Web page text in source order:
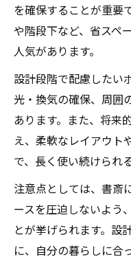
を確保することが重要
や階段下など、省スペ
人気があります。
設計段階で配慮したい
光・換気の確保、周囲
あります。また、将来
え、柔軟なレイアウト
で、長く使い続けられ
注意点としては、書斎
ースを圧迫しないよう
とが挙げられます。設
に、自分の暮らしに合